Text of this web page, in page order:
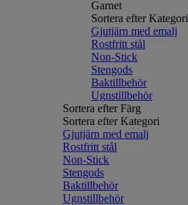
Garnet
Sortera efter Kategori
Gjutjärn med emalj
Rostfritt stål
Non-Stick
Stengods
Baktillbehör
Ugnstillbehör
Sortera efter Färg
Sortera efter Kategori
Gjutjärn med emalj
Rostfritt stål
Non-Stick
Stengods
Baktillbehör
Ugnstillbehör